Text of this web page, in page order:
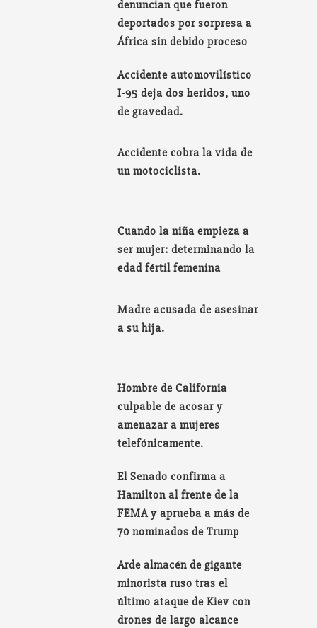
denuncian que fueron
deportados por sorpresa a
África sin debido proceso
Accidente automovilístico
I-95 deja dos heridos, uno
de gravedad.
Accidente cobra la vida de
un motociclista.
Cuando la niña empieza a
ser mujer: determinando la
edad fértil femenina
Madre acusada de asesinar
a su hija.
Hombre de California
culpable de acosar y
amenazar a mujeres
telefónicamente.
El Senado confirma a
Hamilton al frente de la
FEMA y aprueba a más de
70 nominados de Trump
Arde almacén de gigante
minorista ruso tras el
último ataque de Kiev con
drones de largo alcance